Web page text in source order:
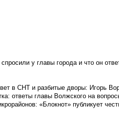
у главы города и что он
в СНТ и разбитые дворы: Игорь
ответы главы Волжского на
«Блокнот» публикует